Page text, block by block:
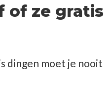
of ze gratis
dingen moet je nooit